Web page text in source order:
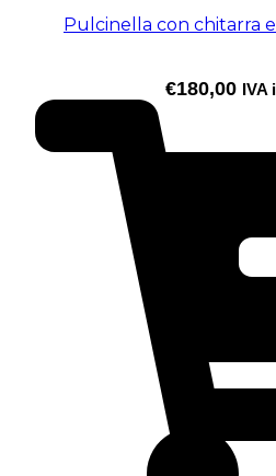
Pulcinella con chitarra
€180,00 IVA